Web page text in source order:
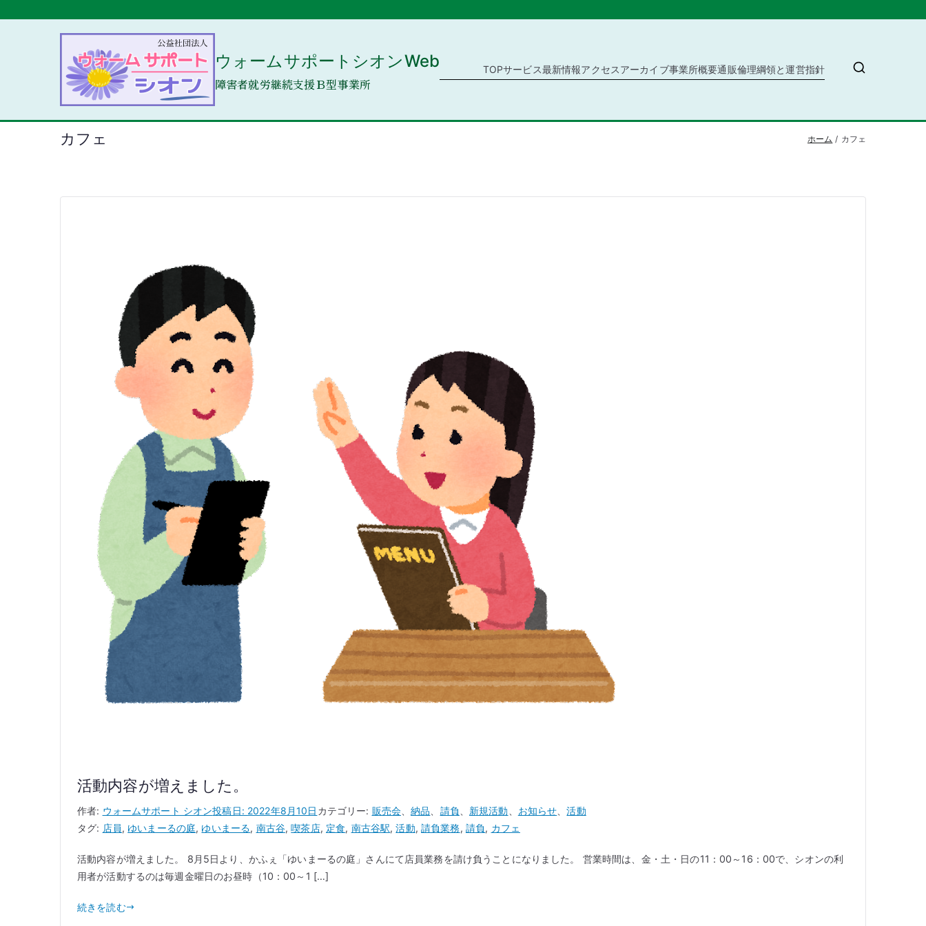
ウォームサポートシオンWeb
障害者就労継続支援Ｂ型事業所
TOPサービス最新情報アクセスアーカイブ事業所概要通販倫理綱領と運営指針
カフェ ホーム カフェ
活動内容が増えました。
作者: ウォームサポート シオン投稿日: 2022年8月10日 カテゴリー: 販売会、納品 請負 新規活動 お知らせ 、活動
タグ: 店員, ゆいまーるの庭, ゆいまーる, 南古谷,喫茶店, 定食, 南古谷駅,活動,請負業務, 請負, カフェ
活動内容が増えました。 8月5日より、かふぇ「ゆいまーるの庭」さんにて店員業務を請け負うことになりました。 営業時間は、金・土・日の11：00～16：00で、シオンの利
用者が活動するのは毎週金曜日のお昼時（10：00～1 […]
続きを読む